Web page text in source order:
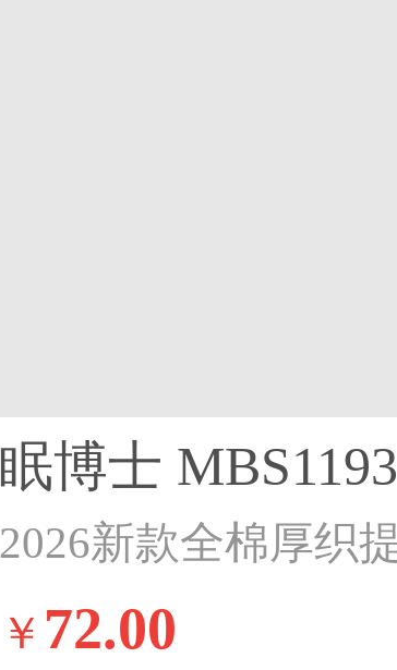
眠博士 MBS1193
￥ 72.00